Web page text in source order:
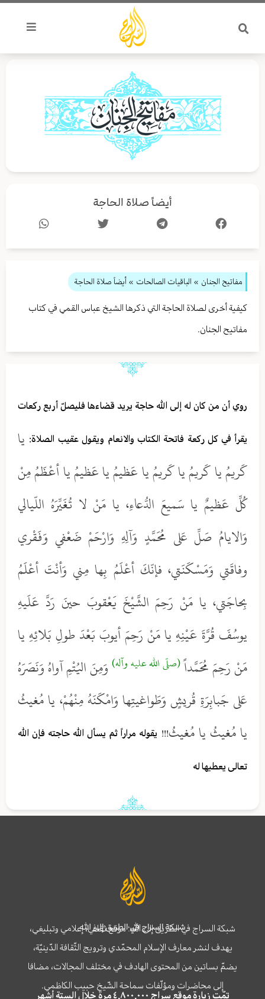
تخطي
المحتوى
أيضاً صلاة الحاجة
مفاتيح الجنان » الباقيات الصالحات » أيضاً صلاة الحاجة
كيفية أخرى لصلاة الحاجة التي ذكرها الشيخ عباس القمي في كتاب
مفاتيح الجنان.
روي أن من كان له إلى الله حاجة يريد قضاءها فليصلّ أربع ركعات
يقرأ في كل ركعة فاتحة الكتاب والانعام ويقول عقيب الصلاة: يا
كَريمُ يا كَريمُ يا كَريمُ يا عَظيمُ يا عَظيمُ يا أعْظَمُ مِنْ
كُلِّ عَظيمٌ يا سَميعَ الدُّعاءِ، يا مَنْ لا تُغَيِّرَهُ اللّيالي
وَالايامُ صَلِّ عَلى مُحَمَّدٍ وَآلِهِ وَارْحَمْ ضَعْفي وَفَقْري
وفاقَتي وَمَسْكَنَتي، فإنّكَ أعْلَمُ بِها مِني وَأنْتَ أعْلَمُ
بِحاجَتي، يا مَنْ رَحِمَ الشَّيْخَ يَعْقوبَ حينَ رَدَّ عَلَيهِ
يوسُفَ قُرَّةَ عَيْنِهِ يا مَنْ رَحِمَ أيوبَ بَعْدَ طولِ بَلائِهِ يا
مَنْ رَحِمَ مُحَمَّداً(صلّى الله عليه وآله) وَمِنَ اليُتْمِ آواهُ وَنَصَرَهُ
عَلى جَبابِرَةِ قُريشٍ وَطَواغيتِها وَامْكَنَهُ مِنْهُمْ، يا مُغيثُ
يا مُغيثُ يا مُغيثُ!!! يقوله مراراً ثم يسأل الله حاجته فإن الله
تعالى يعطيها له
شبكة السراج في الطريق إلى الله
شبكة السراج في الطريق إلى الله؛ موقع ثقافي، إعلامي وتبليغي،
يهدف لنشر معارف الإسلام المحمّدي وترويج الثّقافة الدّينيّة،
يضمّ بساتين من المحتوى الهادف في مختلف المجالات، مضافا
إلى محاضرات ومؤلّفات سماحة الشّيخ حبيب الكاظمي.
تمّت زيارة موقع سراج ٤,٨٠٠,٠٠٠ مرة خلال الستة أشهر